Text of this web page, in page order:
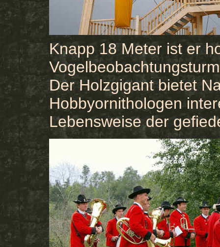
Knapp 18 Meter ist er
Der Holzgigant bietet
Hobbyornithologen
Lebensweise der